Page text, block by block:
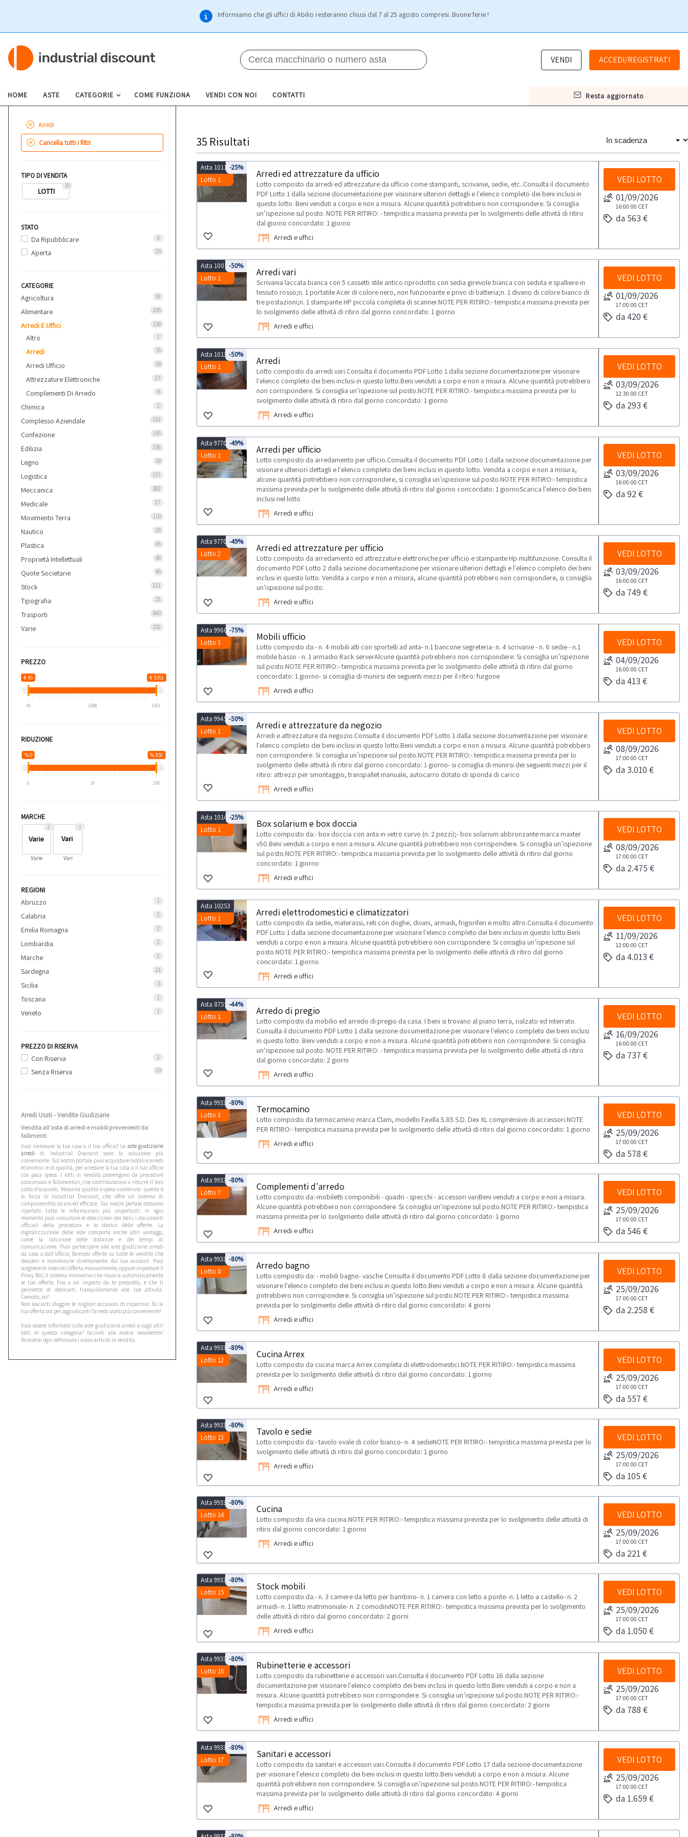
Informiamo che gli uffici di Abilio resteranno chiusi dal 7 al 25 agosto compresi. Buone ferie !
VENDI ACCEDI/REGISTRATI
HOME ASTE CATEGORIE COME FUNZIONA VENDI CON NOI CONTATTI resta aggiornato
Arredi
Cancella tutti i filtri
TIPO DI VENDITA
35
LOTTI
STATO
Da Ripubblicare 6
Aperta 29
CATEGORIE
Agricoltura 91
Alimentare 295
Arredi E Uffici 158
Altro 1
Arredi 35
Arredi Ufficio 59
Attrezzature Elettroniche 27
Complementi Di Arredo 9
Chimica 2
Complesso Aziendale 192
Confezione 145
Edilizia 156
Legno 59
Logistica 157
Meccanica 382
Medicale 27
Movimento Terra 110
Nautico 28
Plastica 45
Proprietà Intellettuali 46
Quote Societarie 46
Stock 121
Tipografia 21
Trasporti 660
Varie 332
PREZZO
€ 45 € 5351
45 2698 5351
RIDUZIONE
% 0 % 100
0 50 100
MARCHE
2
Varie
1
Vari
REGIONI
Abruzzo 1
Calabria 2
Emilia Romagna 2
Lombardia 2
Marche 2
Sardegna 21
Sicilia 3
Toscana 1
Veneto 1
PREZZO DI RISERVA
Con Riserva 2
Senza Riserva 33
Arredi Usati - Vendite Giudiziarie
Vendita all’asta di arredi e mobili provenienti da
fallimenti.
Vuoi rinnovare la tua casa o il tuo ufficio? Le aste giudiziarie
arredi di Industrial Discount sono la soluzione più
conveniente. Sul nostro portale puoi acquistare mobili e arredi
economici e di qualità, per arredare la tua casa o il tuo ufficio
con poca spesa. I lotti in vendita provengono da procedure
concorsuali e fallimentari, che contribuiscono a ridurre il loro
costo d’acquisto. Massima qualità e spesa contenuta: questa è
la forza di Industrial Discount, che offre un sistema di
compravendita sicuro ed efficace. Sul nostro portale abbiamo
riportato tutte le informazioni più importanti: in ogni
momento puoi consultare le descrizioni dei beni, i documenti
ufficiali della procedura e lo storico delle offerte. La
digitalizzazione delle aste comporta anche altri vantaggi,
come la riduzione delle distanze e dei tempi di
comunicazione. Puoi partecipare alle aste giudiziarie arredi
da casa o dall’ufficio, facendo offerte su tutte le vendite che
desideri e monitorarle direttamente dal tuo account. Puoi
scegliere di inserire l’offerta manualmente, oppure impostare il
Proxy Bid, il sistema innovativo che rilancia automaticamente
le tue offerte, fino a un importo da te prescelto, e che ti
permette di dedicarti tranquillamente alle tue attività.
Comodo, no?
Non lasciarti sfuggire le migliori occasioni di risparmio: fai la
tua offerta ora per aggiudicarti l’arredo usato più conveniente!
Vuoi essere informato sulle aste giudiziarie arredi e sugli altri
lotti di questa categoria? Iscriviti alla nostra newsletter!
Riceverai ogni settimana i nuovi articoli in vendita.
35 Risultati
Asta 10112
Lotto 1
-25%
Arredi ed attrezzature da ufficio
Lotto composto da arredi ed attrezzature da ufficio come stampanti, scrivanie, sedie, etc..Consulta il documento
PDF Lotto 1 dalla sezione documentazione per visionare ulteriori dettagli e l'elenco completo dei beni inclusi in
questo lotto. Beni venduti a corpo e non a misura. Alcune quantità potrebbero non corrispondere. Si consiglia
un’ispezione sul posto. NOTE PER RITIRO: - tempistica massima prevista per lo svolgimento delle attività di ritiro
dal giorno concordato: 1 giorno
Arredi e uffici
VEDI LOTTO
01/09/2026
16:00:00 CET
da 563 €
Asta 10018
Lotto 1
-50%
Arredi vari
Scrivania laccata bianca con 5 cassetti stile antico riprodotto con sedia girevole bianca con seduta e spalliere in
tessuto rosso;n. 1 portatile Acer di colore nero, non funzionante e privo di batteria;n. 1 divano di colore bianco di
tre postazioni;n. 1 stampante HP piccola completa di scanner.NOTE PER RITIRO:- tempistica massima prevista per
lo svolgimento delle attività di ritiro dal giorno concordato: 1 giorno
Arredi e uffici
VEDI LOTTO
01/09/2026
17:00:00 CET
da 420 €
Asta 10139
Lotto 1
-50%
Arredi
Lotto composto da arredi vari.Consulta il documento PDF Lotto 1 dalla sezione documentazione per visionare
l'elenco completo dei beni inclusi in questo lotto.Beni venduti a corpo e non a misura. Alcune quantità potrebbero
non corrispondere. Si consiglia un’ispezione sul posto.NOTE PER RITIRO:- tempistica massima prevista per lo
svolgimento delle attività di ritiro dal giorno concordato: 1 giorno
Arredi e uffici
VEDI LOTTO
03/09/2026
12:30:00 CET
da 293 €
Asta 9770
Lotto 1
-49%
Arredi per ufficio
Lotto composto da arredamento per ufficio.Consulta il documento PDF Lotto 1 dalla sezione documentazione per
visionare ulteriori dettagli e l'elenco completo dei beni inclusi in questo lotto. Vendita a corpo e non a misura,
alcune quantità potrebbero non corrispondere, si consiglia un'ispezione sul posto.NOTE PER RITIRO:- tempistica
massima prevista per lo svolgimento delle attività di ritiro dal giorno concordato: 1 giornoScarica l'elenco dei beni
inclusi nel lotto
Arredi e uffici
VEDI LOTTO
03/09/2026
16:00:00 CET
da 92 €
Asta 9770
Lotto 2
-49%
Arredi ed attrezzature per ufficio
Lotto composto da arredamento ed attrezzature elettroniche per ufficio e stampante Hp multifunzione. Consulta il
documento PDF Lotto 2 dalla sezione documentazione per visionare ulteriori dettagli e l'elenco completo dei beni
inclusi in questo lotto. Vendita a corpo e non a misura, alcune quantità potrebbero non corrispondere, si consiglia
un'ispezione sul posto.
Arredi e uffici
VEDI LOTTO
03/09/2026
16:00:00 CET
da 749 €
Asta 9960
Lotto 3
-75%
Mobili ufficio
Lotto composto da:- n. 4 mobili alti con sportelli ad anta- n.1 bancone segreteria- n. 4 scrivanie - n. 6 sedie - n.1
mobile basso - n. 1 armadio Rack serverAlcune quantità potrebbero non corrispondere. Si consiglia un’ispezione
sul posto.NOTE PER RITIRO:- tempistica massima prevista per lo svolgimento delle attività di ritiro dal giorno
concordato: 1 giorno- si consiglia di munirsi dei seguenti mezzi per il ritiro: furgone
Arredi e uffici
VEDI LOTTO
04/09/2026
16:00:00 CET
da 413 €
Asta 9945
Lotto 1
-50%
Arredi e attrezzature da negozio
Arredi e attrezzature da negozio.Consulta il documento PDF Lotto 1 dalla sezione documentazione per visionare
l'elenco completo dei beni inclusi in questo lotto.Beni venduti a corpo e non a misura. Alcune quantità potrebbero
non corrispondere. Si consiglia un’ispezione sul posto.NOTE PER RITIRO:- tempistica massima prevista per lo
svolgimento delle attività di ritiro dal giorno concordato: 1 giorno- si consiglia di munirsi dei seguenti mezzi per il
ritiro: attrezzi per smontaggio, transpallet manuale, autocarro dotato di sponda di carico
Arredi e uffici
VEDI LOTTO
08/09/2026
17:00:00 CET
da 3.010 €
Asta 10142
Lotto 1
-25%
Box solarium e box doccia
Lotto composto da:- box doccia con anta in vetro curvo (n. 2 pezzi);- box solarium abbronzante marca maxter
v50.Beni venduti a corpo e non a misura. Alcune quantità potrebbero non corrispondere. Si consiglia un’ispezione
sul posto.NOTE PER RITIRO:- tempistica massima prevista per lo svolgimento delle attività di ritiro dal giorno
concordato: 1 giorno
Arredi e uffici
VEDI LOTTO
08/09/2026
17:00:00 CET
da 2.475 €
Asta 10253
Lotto 1
Arredi elettrodomestici e climatizzatori
Lotto composto da sedie, materassi, reti con doghe, divani, armadi, frigoriferi e molto altro.Consulta il documento
PDF Lotto 1 dalla sezione documentazione per visionare l'elenco completo dei beni inclusi in questo lotto.Beni
venduti a corpo e non a misura. Alcune quantità potrebbero non corrispondere. Si consiglia un’ispezione sul
posto.NOTE PER RITIRO:- tempistica massima prevista per lo svolgimento delle attività di ritiro dal giorno
concordato: 1 giorno
Arredi e uffici
VEDI LOTTO
11/09/2026
12:00:00 CET
da 4.013 €
Asta 8755
Lotto 1
-44%
Arredo di pregio
Lotto composto da mobilio ed arredo di pregio da casa. I beni si trovano al piano terra, rialzato ed interrato.
Consulta il documento PDF Lotto 1 dalla sezione documentazione per visionare l'elenco completo dei beni inclusi
in questo lotto. Beni venduti a corpo e non a misura. Alcune quantità potrebbero non corrispondere. Si consiglia
un’ispezione sul posto. NOTE PER RITIRO: - tempistica massima prevista per lo svolgimento delle attività di ritiro
dal giorno concordato: 2 giorni
Arredi e uffici
VEDI LOTTO
16/09/2026
16:00:00 CET
da 737 €
Asta 9933
Lotto 3
-80%
Termocamino
Lotto composto da termocamino marca Clam, modello Favilla 5.85 S.D. Dex XL comprensivo di accessori.NOTE
PER RITIRO:- tempistica massima prevista per lo svolgimento delle attività di ritiro dal giorno concordato: 1 giorno
Arredi e uffici
VEDI LOTTO
25/09/2026
17:00:00 CET
da 578 €
Asta 9933
Lotto 7
-80%
Complementi d'arredo
Lotto composto da:-mobiletti componibili - quadri - specchi - accessori variBeni venduti a corpo e non a misura.
Alcune quantità potrebbero non corrispondere. Si consiglia un’ispezione sul posto.NOTE PER RITIRO:- tempistica
massima prevista per lo svolgimento delle attività di ritiro dal giorno concordato: 1 giorno
Arredi e uffici
VEDI LOTTO
25/09/2026
17:00:00 CET
da 546 €
Asta 9933
Lotto 8
-80%
Arredo bagno
Lotto composto da: - mobili bagno- vasche Consulta il documento PDF Lotto 8 dalla sezione documentazione per
visionare l'elenco completo dei beni inclusi in questo lotto.Beni venduti a corpo e non a misura. Alcune quantità
potrebbero non corrispondere. Si consiglia un’ispezione sul posto.NOTE PER RITIRO:- tempistica massima
prevista per lo svolgimento delle attività di ritiro dal giorno concordato: 4 giorni
Arredi e uffici
VEDI LOTTO
25/09/2026
17:00:00 CET
da 2.258 €
Asta 9933
Lotto 12
-80%
Cucina Arrex
Lotto composto da cucina marca Arrex completa di elettrodomestici.NOTE PER RITIRO:- tempistica massima
prevista per lo svolgimento delle attività di ritiro dal giorno concordato: 1 giorno
Arredi e uffici
VEDI LOTTO
25/09/2026
17:00:00 CET
da 557 €
Asta 9933
Lotto 13
-80%
Tavolo e sedie
Lotto composto da:- tavolo ovale di color bianco- n. 4 sedieNOTE PER RITIRO:- tempistica massima prevista per lo
svolgimento delle attività di ritiro dal giorno concordato: 1 giorno
Arredi e uffici
VEDI LOTTO
25/09/2026
17:00:00 CET
da 105 €
Asta 9933
Lotto 14
-80%
Cucina
Lotto composto da una cucina.NOTE PER RITIRO:- tempistica massima prevista per lo svolgimento delle attività di
ritiro dal giorno concordato: 1 giorno
Arredi e uffici
VEDI LOTTO
25/09/2026
17:00:00 CET
da 221 €
Asta 9933
Lotto 15
-80%
Stock mobili
Lotto composto da:- n. 3 camere da letto per bambino- n. 1 camera con letto a ponte- n. 1 letto a castello- n. 2
armadi- n. 1 letto matrimoniale- n. 2 comodiniNOTE PER RITIRO:- tempistica massima prevista per lo svolgimento
delle attività di ritiro dal giorno concordato: 2 giorni
Arredi e uffici
VEDI LOTTO
25/09/2026
17:00:00 CET
da 1.050 €
Asta 9933
Lotto 16
-80%
Rubinetterie e accessori
Lotto composto da rubinetterie e accessori vari.Consulta il documento PDF Lotto 16 dalla sezione
documentazione per visionare l'elenco completo dei beni inclusi in questo lotto.Beni venduti a corpo e non a
misura. Alcune quantità potrebbero non corrispondere. Si consiglia un’ispezione sul posto.NOTE PER RITIRO:-
tempistica massima prevista per lo svolgimento delle attività di ritiro dal giorno concordato: 2 giorni
Arredi e uffici
VEDI LOTTO
25/09/2026
17:00:00 CET
da 788 €
Asta 9933
Lotto 17
-80%
Sanitari e accessori
Lotto composto da sanitari e accessori vari.Consulta il documento PDF Lotto 17 dalla sezione documentazione
per visionare l'elenco completo dei beni inclusi in questo lotto.Beni venduti a corpo e non a misura. Alcune
quantità potrebbero non corrispondere. Si consiglia un’ispezione sul posto.NOTE PER RITIRO:- tempistica
massima prevista per lo svolgimento delle attività di ritiro dal giorno concordato: 4 giorni
Arredi e uffici
VEDI LOTTO
25/09/2026
17:00:00 CET
da 1.659 €